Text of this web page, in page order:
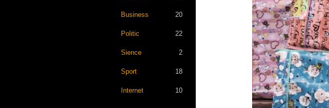
Business 20
Politic 22
Sience 2
Sport 18
Internet 10